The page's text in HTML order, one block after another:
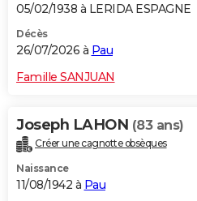
05/02/1938 à LERIDA ESPAGNE
Décès
26/07/2026 à Pau
Famille SANJUAN
Joseph LAHON (83 ans)
Créer une cagnotte obsèques
Naissance
11/08/1942 à Pau